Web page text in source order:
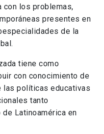
con los problemas,
presentes en
de la
tiene como
con conocimiento de
las políticas educativas
tanto
Latinoamérica en